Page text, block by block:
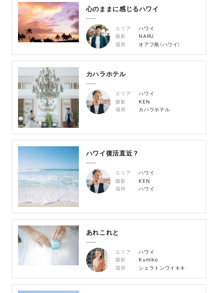
心のままに感じるハワイ
エリア
ハワイ
撮影
NARU
場所
オアフ島（ハワイ）
カハラホテル
エリア
ハワイ
撮影
KEN
場所
カハラホテル
ハワイ復活直近？
エリア
ハワイ
撮影
KEN
場所
ハワイ
あれこれと
エリア
ハワイ
撮影
Kumiko
場所
シェラトンワイキキ